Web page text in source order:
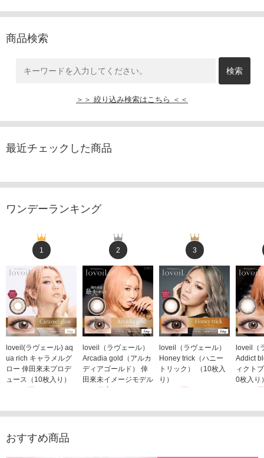
商品検索
＞＞ 絞り込み検索はこちら ＜＜
最近チェックした商品
ワンデーランキング
1
loveil(ラヴェール) aq
ua rich キャラメルグ
ロー 倖田來未プロデ
ュース（10枚入り）
1,760円
2
loveil（ラヴェール）
Arcadia gold（アルカ
ディアゴールド） 倖
田來未イメージモデル
（10枚入り）
3
loveil（ラヴェール）
Honey trick（ハニー
トリック） （10枚入
り）
1,760円
loveil（
Addict
ィクト
0枚入り
1,760
おすすめ商品